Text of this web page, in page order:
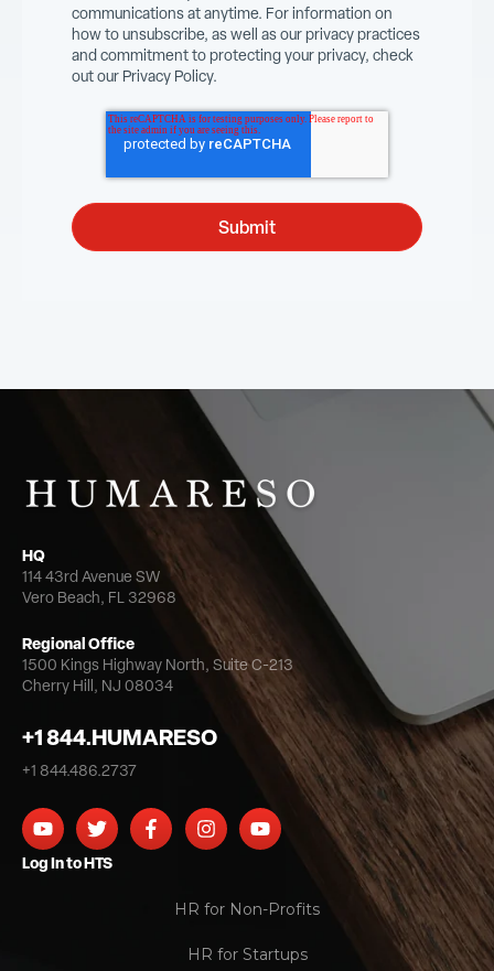
communications at anytime. For information on
how to unsubscribe, as well as our privacy practices
and commitment to protecting your privacy, check
out our Privacy Policy.
HQ
114 43rd Avenue SW
Vero Beach, FL 32968
Regional Office
1500 Kings Highway North, Suite C-213
Cherry Hill, NJ 08034
+1 844.HUMARESO
+1 844.486.2737
Log In to HTS
HR for Non-Profits
HR for Startups